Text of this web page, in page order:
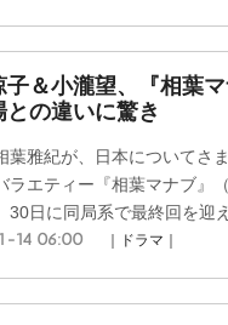
子＆小瀧望、『相葉
との違いに驚き
雅紀が、日本についてさ
ラエティー『相葉マナブ
30日に同局系で最終回を迎
14 06:00 ｜ドラマ｜